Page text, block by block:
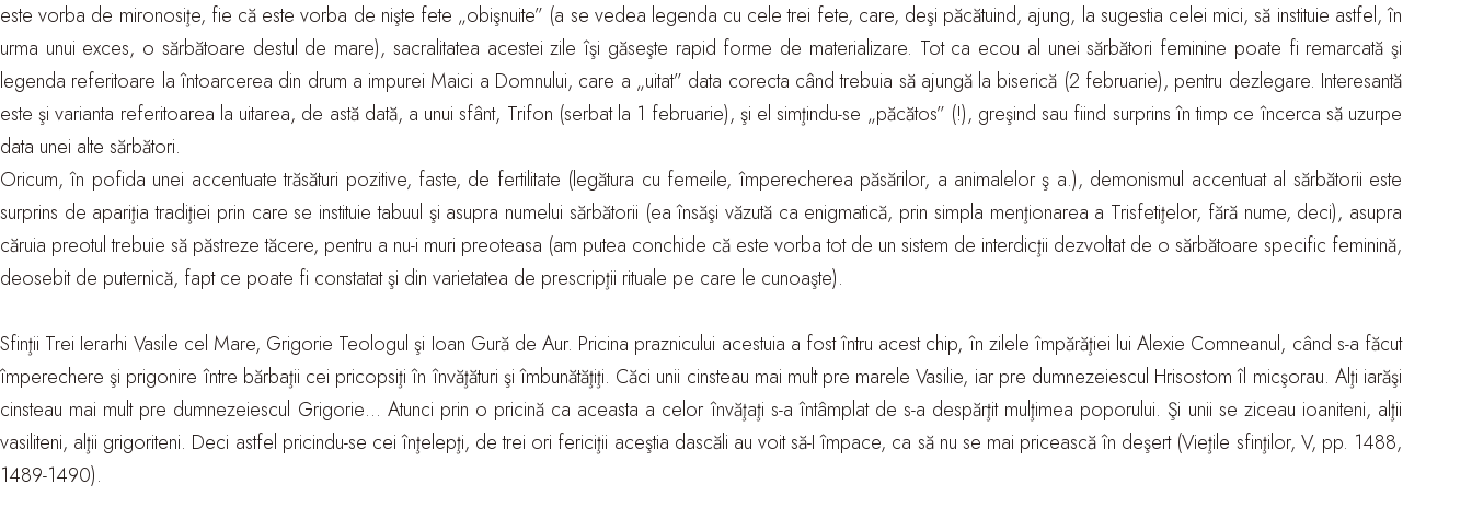
este vorba de mironosiţe, fie că este vorba de nişte fete „obişnuite” (a se vedea legenda cu cele trei fete, care, deşi păcătuind, ajung, la sugestia celei mici, să instituie astfel, în
urma unui exces, o sărbătoare destul de mare), sacralitatea acestei zile îşi găseşte rapid forme de materializare. Tot ca ecou al unei sărbători feminine poate fi remarcată şi
legenda referitoare la întoarcerea din drum a impurei Maici a Domnului, care a „uitat” data corecta când trebuia să ajungă la biserică (2 februarie), pentru dezlegare. Interesantă
este şi varianta referitoarea la uitarea, de astă dată, a unui sfânt, Trifon (serbat la 1 februarie), şi el simţindu-se „păcătos” (!), greşind sau fiind surprins în timp ce încerca să uzurpe
data unei alte sărbători.
Oricum, în pofida unei accentuate trăsături pozitive, faste, de fertilitate (legătura cu femeile, împerecherea păsărilor, a animalelor ş a.), demonismul accentuat al sărbătorii este
surprins de apariţia tradiţiei prin care se instituie tabuul şi asupra numelui sărbătorii (ea însăşi văzută ca enigmatică, prin simpla menţionarea a Trisfetiţelor, fără nume, deci), asupra
căruia preotul trebuie să păstreze tăcere, pentru a nu-i muri preoteasa (am putea conchide că este vorba tot de un sistem de interdicţii dezvoltat de o sărbătoare specific feminină,
deosebit de puternică, fapt ce poate fi constatat şi din varietatea de prescripţii rituale pe care le cunoaşte).
Sfinţii Trei Ierarhi Vasile cel Mare, Grigorie Teologul şi Ioan Gură de Aur. Pricina praznicului acestuia a fost întru acest chip, în zilele împărăţiei lui Alexie Comneanul, când s-a făcut
împerechere şi prigonire între bărbaţii cei pricopsiţi în învăţături şi îmbunătăţiţi. Căci unii cinsteau mai mult pre marele Vasilie, iar pre dumnezeiescul Hrisostom îl micşorau. Alţi iarăşi
cinsteau mai mult pre dumnezeiescul Grigorie… Atunci prin o pricină ca aceasta a celor învăţaţi s-a întâmplat de s-a despărţit mulţimea poporului. Şi unii se ziceau ioaniteni, alţii
vasiliteni, alţii grigoriteni. Deci astfel pricindu-se cei înţelepţi, de trei ori fericiţii aceştia dascăli au voit să-I împace, ca să nu se mai pricească în deşert (Vieţile sfinţilor, V, pp. 1488,
1489-1490).